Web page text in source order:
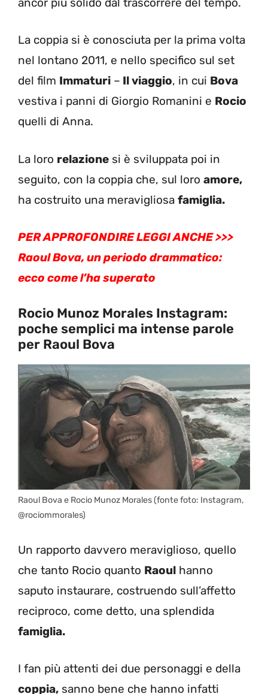
La coppia si è conosciuta per la prima volta
nel lontano 2011, e nello specifico sul set
del film Immaturi – Il viaggio, in cui Bova
vestiva i panni di Giorgio Romanini e Rocio
quelli di Anna.
La loro relazione si è sviluppata poi in
seguito, con la coppia che, sul loro amore,
ha costruito una meravigliosa famiglia.
PER APPROFONDIRE LEGGI ANCHE >>>
Raoul Bova, un periodo drammatico:
ecco come l’ha superato
Rocio Munoz Morales Instagram:
poche semplici ma intense parole
per Raoul Bova
Raoul Bova e Rocio Munoz Morales (fonte foto: Instagram,
@rociommorales)
Un rapporto davvero meraviglioso, quello
che tanto Rocio quanto Raoul hanno
saputo instaurare, costruendo sull’affetto
reciproco, come detto, una splendida
famiglia.
I fan più attenti dei due personaggi e della
coppia, sanno bene che hanno infatti